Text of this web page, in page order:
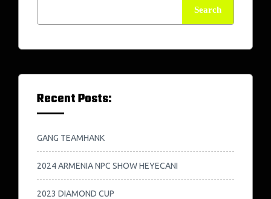
Search
Recent Posts:
GANG TEAMHANK
2024 ARMENIA NPC SHOW HEYECANI
2023 DIAMOND CUP